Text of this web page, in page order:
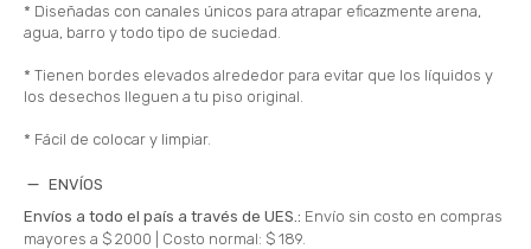
* Diseñadas con canales únicos para atrapar eficazmente arena,
agua, barro y todo tipo de suciedad.
* Tienen bordes elevados alrededor para evitar que los líquidos y
los desechos lleguen a tu piso original.
* Fácil de colocar y limpiar.
ENVÍOS
Envíos a todo el país a través de UES.: Envío sin costo en compras
mayores a $ 2000 | Costo normal: $ 189.